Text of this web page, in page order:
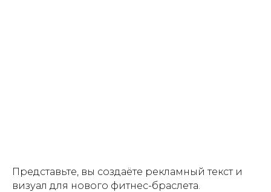
Представьте, вы создаёте рекламный текст и
визуал для нового фитнес-браслета.